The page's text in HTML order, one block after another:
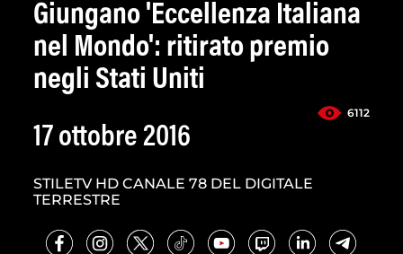
Giungano 'Eccellenza Italiana
nel Mondo': ritirato premio
negli Stati Uniti
6112
17 ottobre 2016
STILETV HD CANALE 78 DEL DIGITALE
TERRESTRE